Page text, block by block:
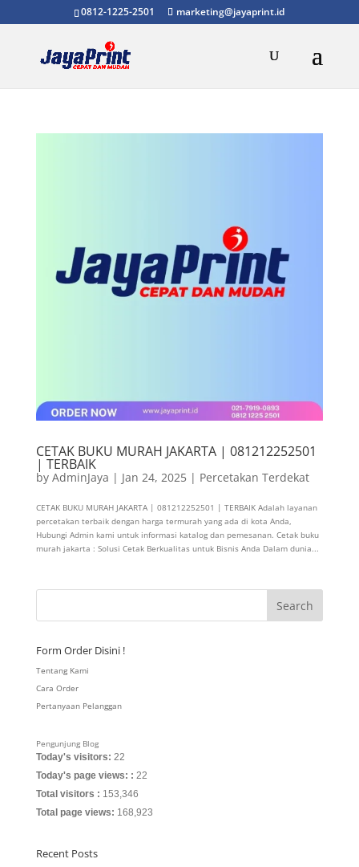
0812-1225-2501 marketing@jayaprint.id
CETAK BUKU MURAH JAKARTA | 081212252501
| TERBAIK
by AdminJaya | Jan 24, 2025| Percetakan Terdekat
CETAK BUKU MURAH JAKARTA | 081212252501 | TERBAIK Adalah layanan
percetakan terbaik dengan harga termurah yang ada di kota Anda,
Hubungi Admin kami untuk informasi katalog dan pemesanan. Cetak buku
murah jakarta : Solusi Cetak Berkualitas untuk Bisnis Anda Dalam dunia...
Form Order Disini !
Tentang Kami
Cara Order
Pertanyaan Pelanggan
Pengunjung Blog
Today's visitors: 22
Today's page views: : 22
Total visitors : 153,346
Total page views: 168,923
Recent Posts